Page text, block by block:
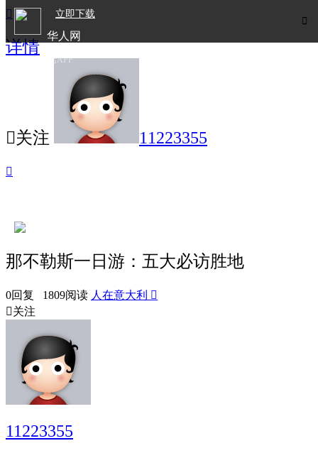

立即下载
华人网
欧洲华人生活APP

详情
关注 11223355

那不勒斯一日游：五大必访胜地
0回复 1809阅读 人在意大利 
关注
11223355